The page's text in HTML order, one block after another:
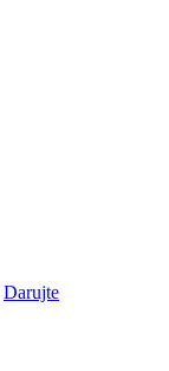
Darujte